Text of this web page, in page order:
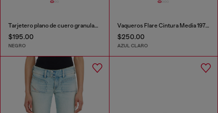
Tarjetero plano de cuero granulado
$195.00
NEGRO
Vaqueros Flare Cintura Media 1978 D-Akemi
$250.00
AZUL CLARO